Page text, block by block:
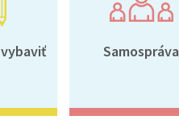
Samospráva